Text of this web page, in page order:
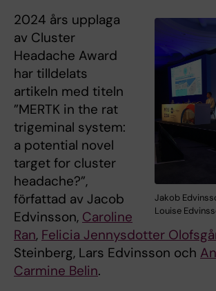
Jakob
Louise
2024 års upplaga
av Cluster
Headache Award
har tilldelats
artikeln med titeln
”MERTK in the rat
trigeminal system:
a potential novel
target for cluster
headache?”,
författad av Jacob
Edvinsson, Caroline
Ran, Felicia Jennysdotter
Steinberg, Lars Edvinsson och
Carmine Belin.